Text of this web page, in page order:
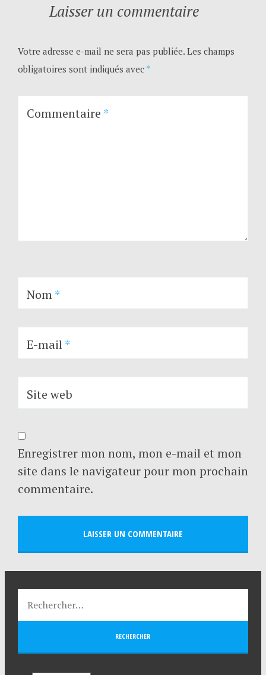
Laisser un commentaire
Votre adresse e-mail ne sera pas publiée. Les champs
obligatoires sont indiqués avec *
Commentaire *
Nom*
E-mail*
Site web
Enregistrer mon nom, mon e-mail et mon
site dans le navigateur pour mon prochain
commentaire.